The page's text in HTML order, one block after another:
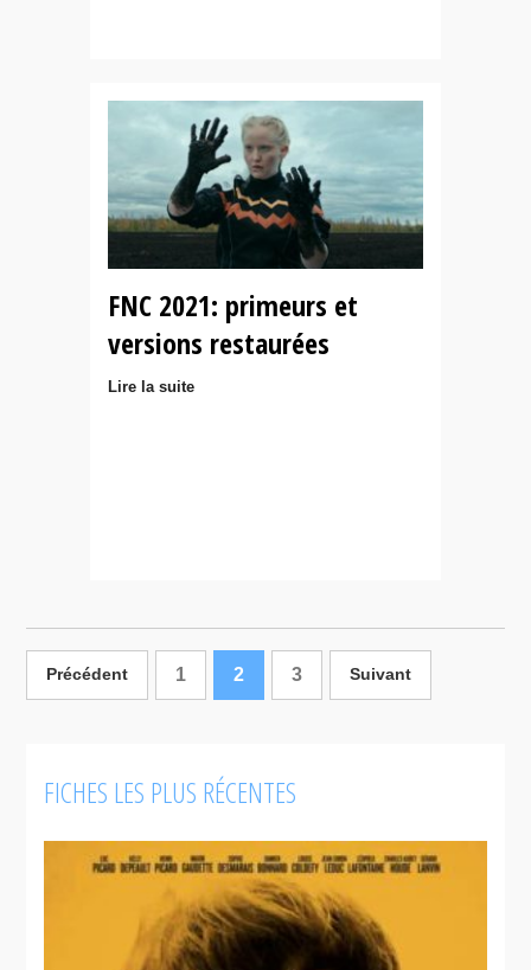
FNC 2021: primeurs et
versions restaurées
Lire la suite
Précédent 1 2 3 Suivant
FICHES LES PLUS RÉCENTES